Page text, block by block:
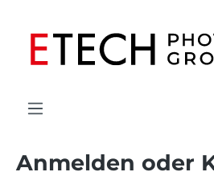
Anmelden oder